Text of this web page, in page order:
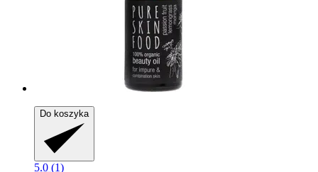
Do koszyka
5.0 (1)